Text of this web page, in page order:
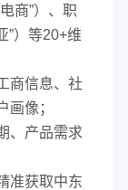
商”）、职
”）等20+维
商信息、社
画像；
、产品需求
准获取中东